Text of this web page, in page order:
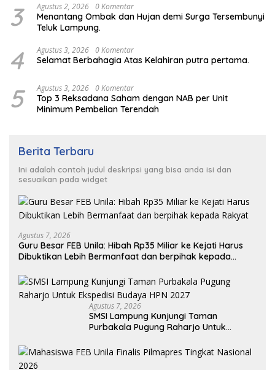
3 Agustus 2, 2026 0 Komentar
Menantang Ombak dan Hujan demi Surga Tersembunyi
Teluk Lampung.
4 Agustus 3, 2026 0 Komentar
Selamat Berbahagia Atas Kelahiran putra pertama.
5 Agustus 3, 2026 0 Komentar
Top 3 Reksadana Saham dengan NAB per Unit
Minimum Pembelian Terendah
Berita Terbaru
Ini adalah contoh judul deskripsi yang bisa anda isi dan
sesuaikan pada widget
Agustus 7, 2026
Guru Besar FEB Unila: Hibah Rp35 Miliar ke Kejati Harus
Dibuktikan Lebih Bermanfaat dan berpihak kepada
Agustus 7, 2026
SMSI Lampung Kunjungi Taman
Purbakala Pugung Raharjo Untuk